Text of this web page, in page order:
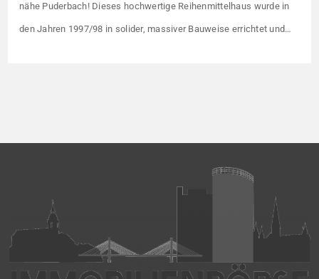
nähe Puderbach! Dieses hochwertige Reihenmittelhaus wurde in
den Jahren 1997/98 in solider, massiver Bauweise errichtet und